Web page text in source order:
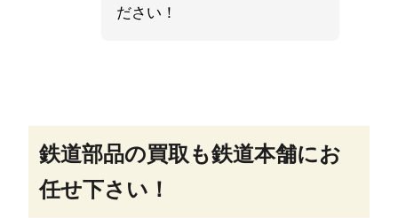
ださい！
鉄道部品の買取も鉄道本舗にお
任せ下さい！